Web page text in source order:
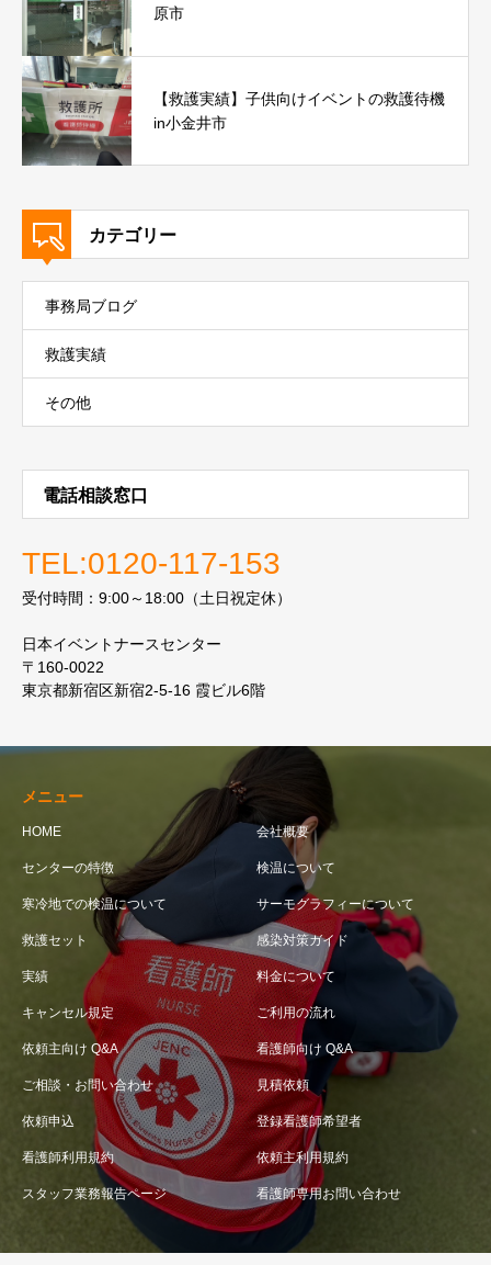
原市
【救護実績】子供向けイベントの救護待機
in小金井市
カテゴリー
事務局ブログ
救護実績
その他
電話相談窓口
TEL:0120-117-153
受付時間：9:00～18:00（土日祝定休）
日本イベントナースセンター
〒160-0022
東京都新宿区新宿2-5-16 霞ビル6階
メニュー
HOME 会社概要
センターの特徴 検温について
寒冷地での検温について サーモグラフィーについて
救護セット 感染対策ガイド
実績 料金について
キャンセル規定 ご利用の流れ
依頼主向け Q&A 看護師向け Q&A
ご相談・お問い合わせ 見積依頼
依頼申込 登録看護師希望者
看護師利用規約 依頼主利用規約
スタッフ業務報告ページ 看護師専用お問い合わせ